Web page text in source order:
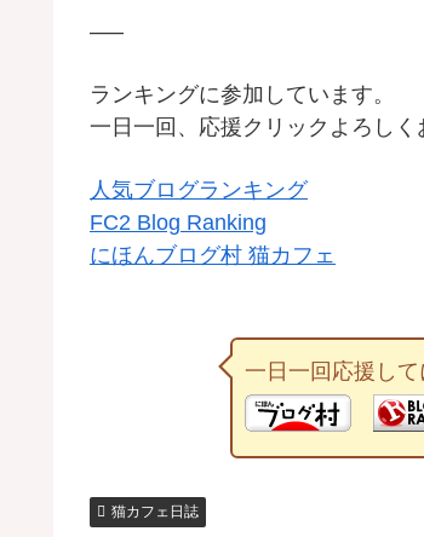
—–
ランキングに参加しています。
一日一回、応援クリックよろしく
人気ブログランキング
FC2 Blog Ranking
にほんブログ村 猫カフェ
一日一回応援して
猫カフェ日誌